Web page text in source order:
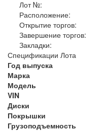
Лот №:
Расположение:
Открытие торгов:
Завершение торгов:
Закладки:
Спецификации Лота
Год выпуска
Марка
Модель
VIN
Диски
Покрышки
Грузоподъемность